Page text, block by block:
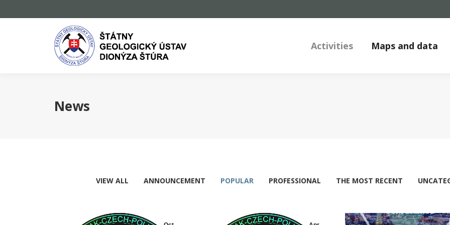
Activities Maps and data
News
VIEW ALL ANNOUNCEMENT POPULAR PROFESSIONAL THE MOST RECENT